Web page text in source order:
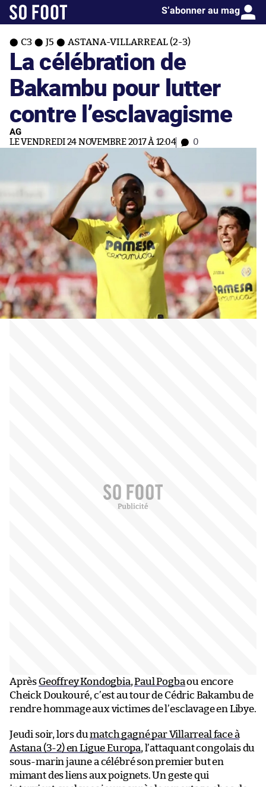
S’abonner au mag
C3 J5 ASTANA-VILLARREAL (2-3)
La célébration de
Bakambu pour lutter
contre l’esclavagisme
AG
LE VENDREDI 24 NOVEMBRE 2017 À 12:04 0
Après Geoffrey Kondogbia,Paul Pogbaou encore
Cheick Doukouré, c’est au tour de Cédric Bakambu de
rendre hommage aux victimes de l’esclavage en Libye.
Jeudi soir, lors dumatch gagné par Villarreal face à
Astana (3-2) en Ligue Europa, l’attaquant congolais du
sous-marin jaune a célébré son premier but en
mimant des liens aux poignets. Un geste qui